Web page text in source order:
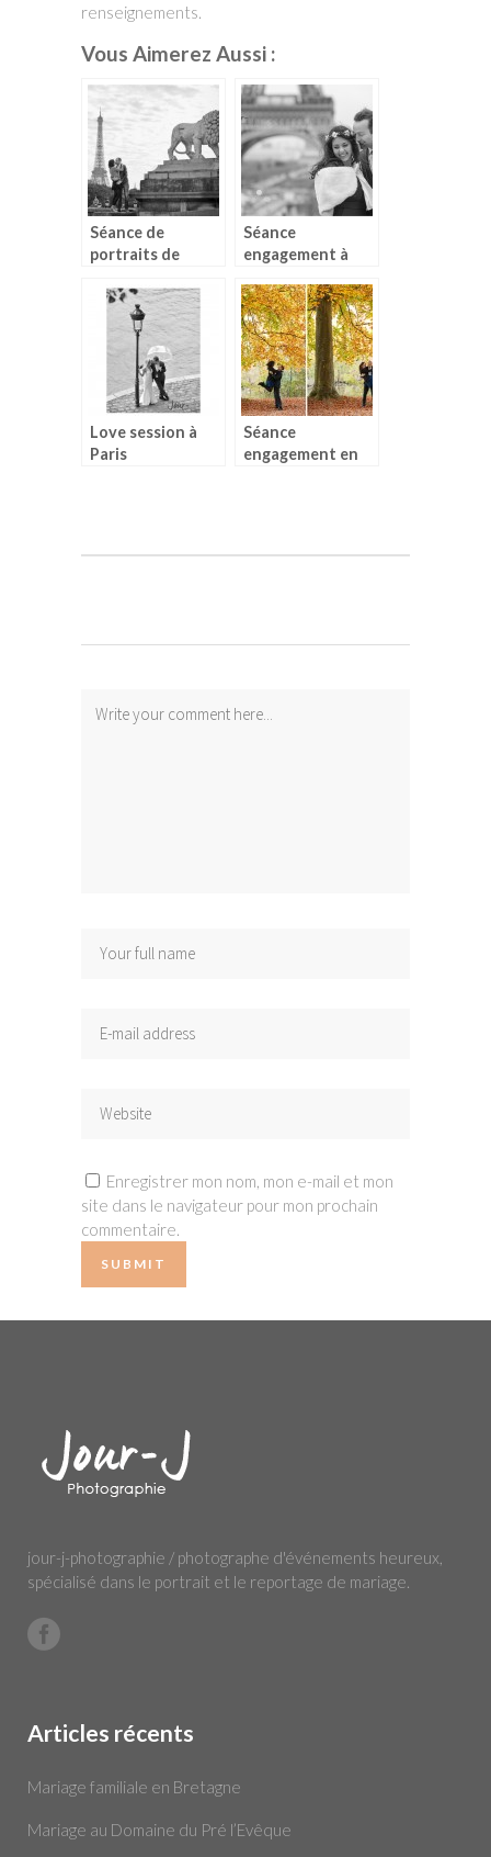
renseignements.
Vous Aimerez Aussi :
Séance de
portraits de
mariage dans
Séance
engagement à
Love session à
Paris
Séance
engagement en
Enregistrer mon nom, mon e-mail et mon
site dans le navigateur pour mon prochain
commentaire.
jour-j-photographie / photographe d'événements heureux,
spécialisé dans le portrait et le reportage de mariage.
Articles récents
Mariage familiale en Bretagne
Mariage au Domaine du Pré l’Evêque